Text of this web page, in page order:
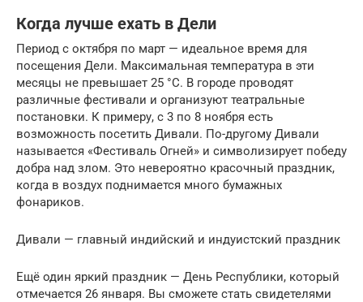
Когда лучше ехать в Дели
Период с октября по март — идеальное время для
посещения Дели. Максимальная температура в эти
месяцы не превышает 25 °C. В городе проводят
различные фестивали и организуют театральные
постановки. К примеру, с 3 по 8 ноября есть
возможность посетить Дивали. По-другому Дивали
называется «Фестиваль Огней» и символизирует победу
добра над злом. Это невероятно красочный праздник,
когда в воздух поднимается много бумажных
фонариков.
Дивали — главный индийский и индуистский праздник
Ещё один яркий праздник — День Республики, который
отмечается 26 января. Вы сможете стать свидетелями